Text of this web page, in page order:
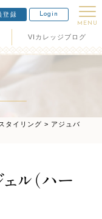
登録 Login
MENU
VIカレッジブログ
タイリング > アジュバ
ル（ハー